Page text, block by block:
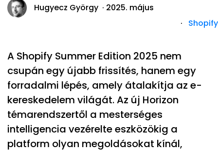
Hugyecz György · 2025. május
· Shopify
A Shopify Summer Edition 2025 nem
csupán egy újabb frissítés, hanem egy
forradalmi lépés, amely átalakítja az e-
kereskedelem világát. Az új Horizon
témarendszertől a mesterséges
intelligencia vezérelte eszközökig a
platform olyan megoldásokat kínál,